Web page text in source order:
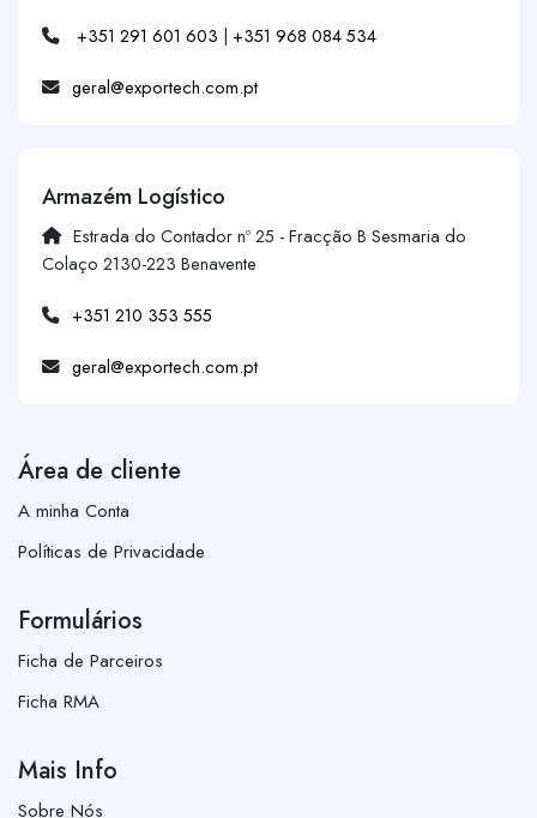
+351 291 601 603 | +351 968 084 534
geral@exportech.com.pt
Armazém Logístico
Estrada do Contador nº 25 - Fracção B Sesmaria do
Colaço 2130-223 Benavente
+351 210 353 555
geral@exportech.com.pt
Área de cliente
A minha Conta
Políticas de Privacidade
Formulários
Ficha de Parceiros
Ficha RMA
Mais Info
Sobre Nós